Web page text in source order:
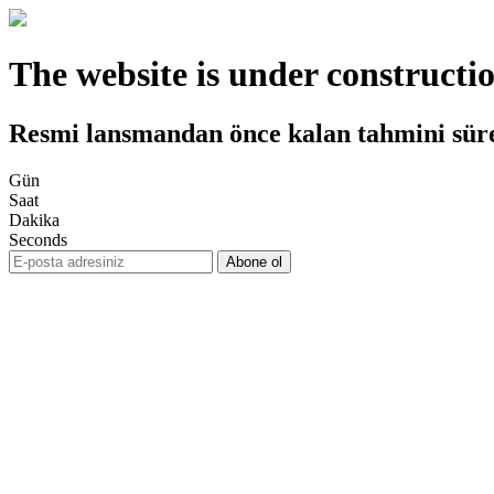
The website is under
Resmi lansmandan önce kalan tahmini
Gün
Saat
Dakika
Seconds